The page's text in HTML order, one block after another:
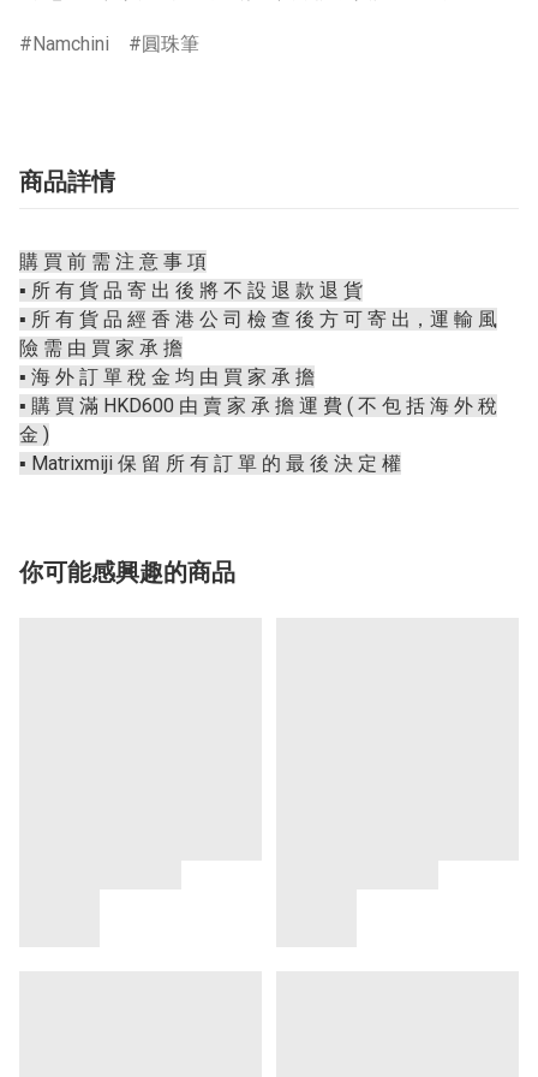
Namchini 圓珠筆
商品詳情
購 買 前 需 注 意 事 項
▪️ 所 有 貨 品 寄 出 後 將 不 設 退 款 退 貨
▪️ 所 有 貨 品 經 香 港 公 司 檢 查 後 方 可 寄 出，運 輸 風
險 需 由 買 家 承 擔
▪️ 海 外 訂 單 稅 金 均 由 買 家 承 擔
▪️ 購 買 滿 HKD600 由 賣 家 承 擔 運 費 ( 不 包 括 海 外 稅
金 )
▪️ Matrixmiji 保 留 所 有 訂 單 的 最 後 決 定 權
你可能感興趣的商品